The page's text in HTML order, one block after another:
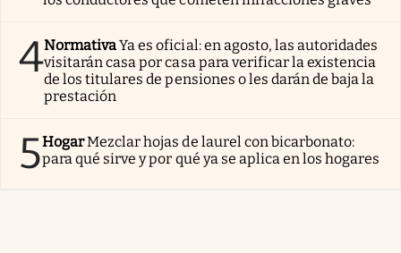
4NormativaYa es oficial: en agosto, las autoridades
visitarán casa por casa para verificar la existencia
de los titulares de pensiones o les darán de baja la
prestación
5HogarMezclar hojas de laurel con bicarbonato:
para qué sirve y por qué ya se aplica en los hogares